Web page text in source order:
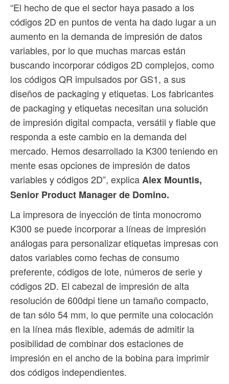
“El hecho de que el sector haya pasado a los
códigos 2D en puntos de venta ha dado lugar a un
aumento en la demanda de impresión de datos
variables, por lo que muchas marcas están
buscando incorporar códigos 2D complejos, como
los códigos QR impulsados por GS1, a sus
diseños de packaging y etiquetas. Los fabricantes
de packaging y etiquetas necesitan una solución
de impresión digital compacta, versátil y fiable que
responda a este cambio en la demanda del
mercado. Hemos desarrollado la K300 teniendo en
mente esas opciones de impresión de datos
variables y códigos 2D”, explicaAlex Mountis,
Senior Product Manager de Domino.
La impresora de inyección de tinta monocromo
K300 se puede incorporar a líneas de impresión
análogas para personalizar etiquetas impresas con
datos variables como fechas de consumo
preferente, códigos de lote, números de serie y
códigos 2D. El cabezal de impresión de alta
resolución de 600dpi tiene un tamaño compacto,
de tan sólo 54 mm, lo que permite una colocación
en la línea más flexible, además de admitir la
posibilidad de combinar dos estaciones de
impresión en el ancho de la bobina para imprimir
dos códigos independientes.